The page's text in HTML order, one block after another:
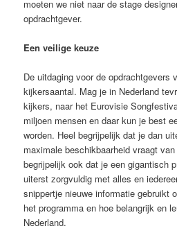
moeten we niet naar de stage
opdrachtgever.
Een veilige keuze
De uitdaging voor de opdrachtgevers
kijkersaantal. Mag je in Nederland
kijkers, naar het Eurovisie
miljoen mensen en daar kun je best
worden. Heel begrijpelijk dat je dan
maximale beschikbaarheid vraagt
begrijpelijk ook dat je een gigantisch
uiterst zorgvuldig met alles en
snippertje nieuwe informatie gebruikt
het programma en hoe belangrijk en
Nederland.